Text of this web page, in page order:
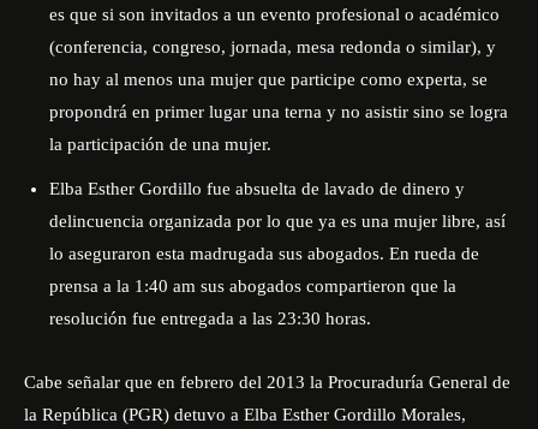
es que si son invitados a un evento profesional o académico
(conferencia, congreso, jornada, mesa redonda o similar), y
no hay al menos una mujer que participe como experta, se
propondrá en primer lugar una terna y no asistir sino se logra
la participación de una mujer.
Elba Esther Gordillo fue absuelta de lavado de dinero y
delincuencia organizada por lo que ya es una mujer libre, así
lo aseguraron esta madrugada sus abogados. En rueda de
prensa a la 1:40 am sus abogados compartieron que la
resolución fue entregada a las 23:30 horas.
Cabe señalar que en febrero del 2013 la Procuraduría General de
la República (PGR) detuvo a Elba Esther Gordillo Morales,